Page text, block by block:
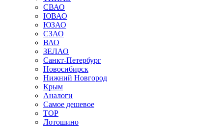
СВАО
ЮВАО
ЮЗАО
СЗАО
ВАО
ЗЕЛАО
Санкт-Петербург
Новосибирск
Нижний Новгород
Крым
Аналоги
Самое дешевое
TOP
Лотошино